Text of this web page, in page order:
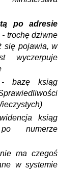
po adresie
- trochę dziwne
się pojawia, w
wyczerpuje
bazę ksiąg
ksiąg
numerze
ma czegoś
w systemie